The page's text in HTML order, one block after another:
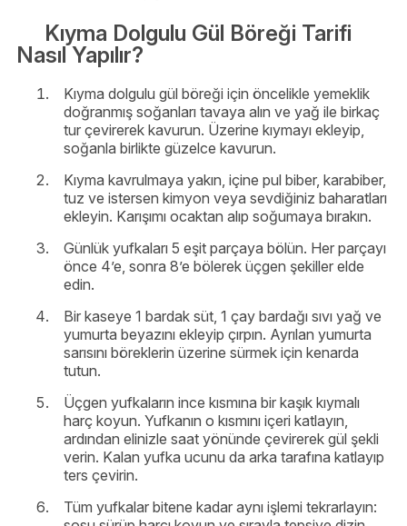
Kıyma Dolgulu Gül Böreği Tarifi
Nasıl Yapılır?
Kıyma dolgulu gül böreği için öncelikle yemeklik
doğranmış soğanları tavaya alın ve yağ ile birkaç
tur çevirerek kavurun. Üzerine kıymayı ekleyip,
soğanla birlikte güzelce kavurun.
Kıyma kavrulmaya yakın, içine pul biber, karabiber,
tuz ve istersen kimyon veya sevdiğiniz baharatları
ekleyin. Karışımı ocaktan alıp soğumaya bırakın.
Günlük yufkaları 5 eşit parçaya bölün. Her parçayı
önce 4’e, sonra 8’e bölerek üçgen şekiller elde
edin.
Bir kaseye 1 bardak süt, 1 çay bardağı sıvı yağ ve
yumurta beyazını ekleyip çırpın. Ayrılan yumurta
sarısını böreklerin üzerine sürmek için kenarda
tutun.
Üçgen yufkaların ince kısmına bir kaşık kıymalı
harç koyun. Yufkanın o kısmını içeri katlayın,
ardından elinizle saat yönünde çevirerek gül şekli
verin. Kalan yufka ucunu da arka tarafına katlayıp
ters çevirin.
Tüm yufkalar bitene kadar aynı işlemi tekrarlayın: